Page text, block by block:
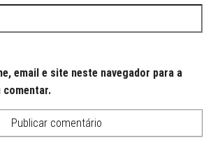
email e site neste navegador para a
comentar.